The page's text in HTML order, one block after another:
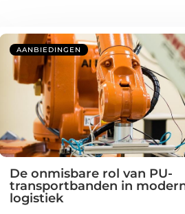
AANBIEDINGEN
De onmisbare rol van PU-
transportbanden in
logistiek